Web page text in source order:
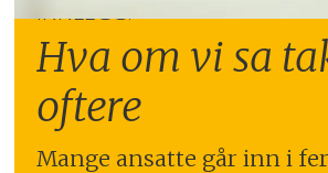
INNLEGG:
Hva om vi sa
oftere
Mange ansatte går inn i